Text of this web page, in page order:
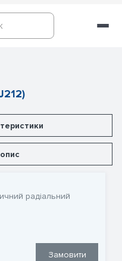
радіальний
Замовити